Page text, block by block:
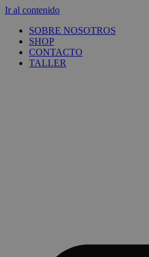
Ir al contenido
SOBRE NOSOTROS
SHOP
CONTACTO
TALLER